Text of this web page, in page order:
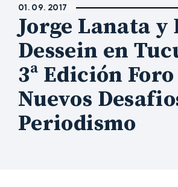
01. 09. 2017
Jorge Lanata y
Dessein en
3ª Edición Foro
Nuevos
Periodismo